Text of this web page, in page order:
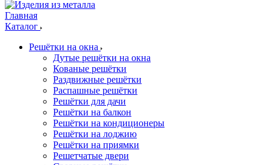
Главная
Каталог
Решётки на окна
Дутые решётки на окна
Кованые решётки
Раздвижные решётки
Распашные решётки
Решётки для дачи
Решётки на балкон
Решётки на кондиционеры
Решётки на лоджию
Решётки на приямки
Решетчатые двери